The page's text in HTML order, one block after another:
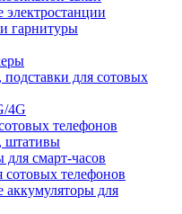
гарнитуры
для сотовых
4G
телефонов
штативы
для смарт-часов
сотовых телефонов
для